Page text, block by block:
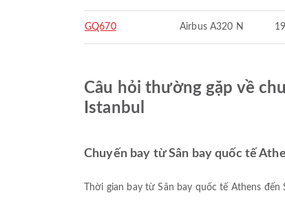
GQ670 Airbus A320 N
Câu hỏi thường gặp về
Istanbul
Chuyến bay từ Sân bay quốc tế
Thời gian bay từ Sân bay quốc tế Athens